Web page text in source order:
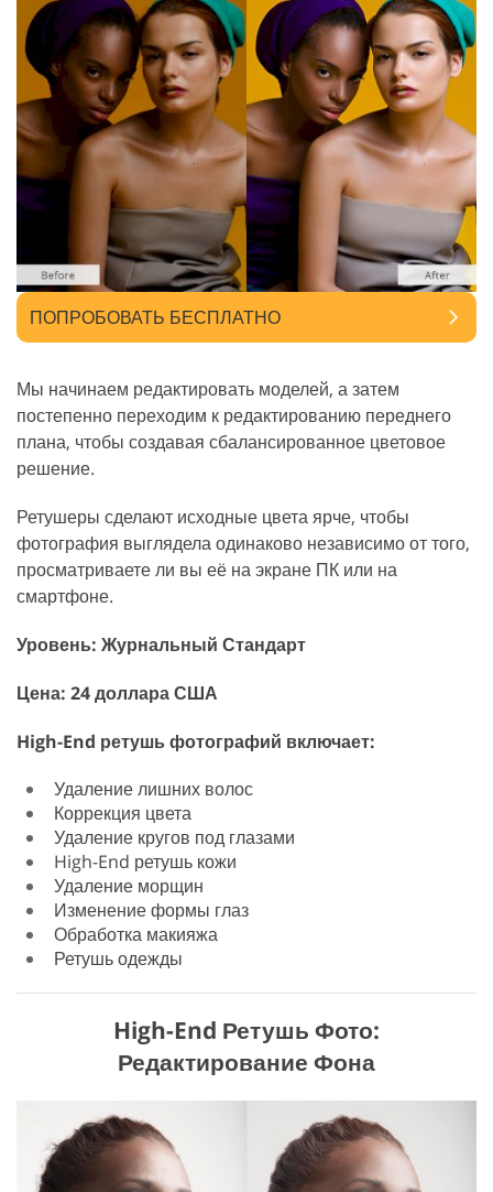
ПОПРОБОВАТЬ БЕСПЛАТНО
Мы начинаем редактировать моделей, а затем
постепенно переходим к редактированию переднего
плана, чтобы создавая сбалансированное цветовое
решение.
Ретушеры сделают исходные цвета ярче, чтобы
фотография выглядела одинаково независимо от того,
просматриваете ли вы её на экране ПК или на
смартфоне.
Уровень: Журнальный Стандарт
Цена: 24 доллара США
High-End ретушь фотографий включает:
Удаление лишних волос
Коррекция цвета
Удаление кругов под глазами
High-End ретушь кожи
Удаление морщин
Изменение формы глаз
Обработка макияжа
Ретушь одежды
High-End Ретушь Фото:
Редактирование Фона